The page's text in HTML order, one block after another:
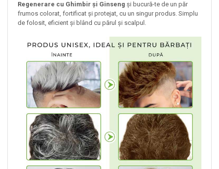
Regenerare cu Ghimbir și Ginseng și bucură-te de un păr
frumos colorat, fortificat și protejat, cu un singur produs. Simplu
de folosit, eficient și blând cu părul și scalpul.